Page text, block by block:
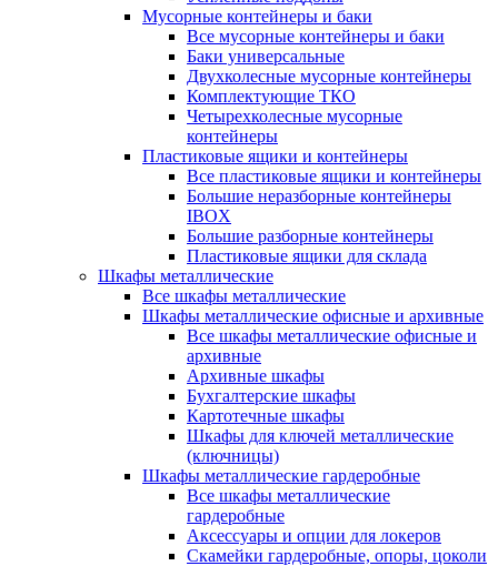
Мусорные контейнеры и баки
Все мусорные контейнеры и баки
Баки универсальные
Двухколесные мусорные контейнеры
Комплектующие ТКО
Четырехколесные мусорные
контейнеры
Пластиковые ящики и контейнеры
Все пластиковые ящики и контейнеры
Большие неразборные контейнеры
IBOX
Большие разборные контейнеры
Пластиковые ящики для склада
Шкафы металлические
Все шкафы металлические
Шкафы металлические офисные и архивные
Все шкафы металлические офисные и
архивные
Архивные шкафы
Бухгалтерские шкафы
Картотечные шкафы
Шкафы для ключей металлические
(ключницы)
Шкафы металлические гардеробные
Все шкафы металлические
гардеробные
Аксессуары и опции для локеров
Скамейки гардеробные, опоры, цоколи